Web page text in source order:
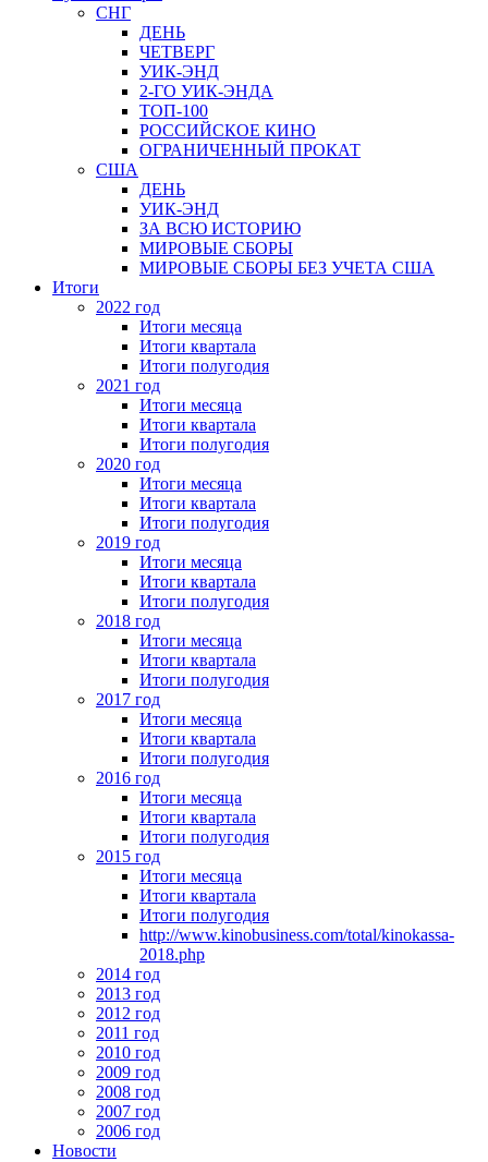
СНГ
ДЕНЬ
ЧЕТВЕРГ
УИК-ЭНД
2-ГО УИК-ЭНДА
ТОП-100
РОССИЙСКОЕ КИНО
ОГРАНИЧЕННЫЙ ПРОКАТ
США
ДЕНЬ
УИК-ЭНД
ЗА ВСЮ ИСТОРИЮ
МИРОВЫЕ СБОРЫ
МИРОВЫЕ СБОРЫ БЕЗ УЧЕТА США
Итоги
2022 год
Итоги месяца
Итоги квартала
Итоги полугодия
2021 год
Итоги месяца
Итоги квартала
Итоги полугодия
2020 год
Итоги месяца
Итоги квартала
Итоги полугодия
2019 год
Итоги месяца
Итоги квартала
Итоги полугодия
2018 год
Итоги месяца
Итоги квартала
Итоги полугодия
2017 год
Итоги месяца
Итоги квартала
Итоги полугодия
2016 год
Итоги месяца
Итоги квартала
Итоги полугодия
2015 год
Итоги месяца
Итоги квартала
Итоги полугодия
http://www.kinobusiness.com/total/kinokassa-
2018.php
2014 год
2013 год
2012 год
2011 год
2010 год
2009 год
2008 год
2007 год
2006 год
Новости